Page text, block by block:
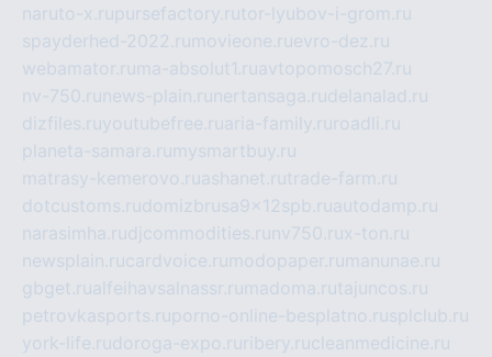
naruto-x.rupursefactory.rutor-lyubov-i-grom.ru
spayderhed-2022.ru movieone.ruevro-dez.ru
webamator.ru ma-absolut1.ruavtopomosch27.ru
nv-750.ru news-plain.ru nertansaga.rudelanalad.ru
dizfiles.ruyoutubefree.ruaria-family.ru roadli.ru
planeta-samara.ru mysmartbuy.ru
matrasy-kemerovo.ruashanet.rutrade-farm.ru
dotcustoms.rudomizbrusa9x12spb.ruautodamp.ru
narasimha.rudjcommodities.ru nv750.rux-ton.ru
newsplain.rucardvoice.ru modopaper.ru manunae.ru
gbget.rualfeihavsalnassr.ru madoma.rutajuncos.ru
petrovkasports.ruporno-online-besplatno.rusplclub.ru
york-life.rudoroga-expo.ru ribery.rucleanmedicine.ru